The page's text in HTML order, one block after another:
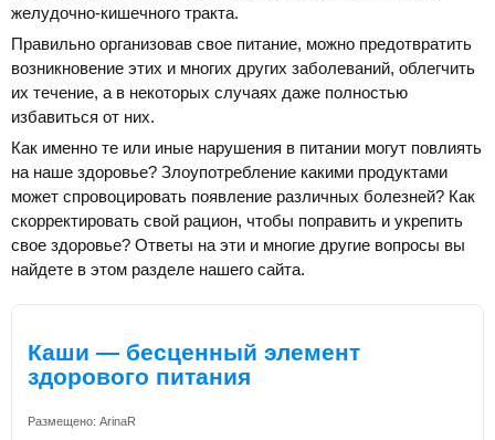
желудочно-кишечного тракта.
Правильно организовав свое питание, можно предотвратить
возникновение этих и многих других заболеваний, облегчить
их течение, а в некоторых случаях даже полностью
избавиться от них.
Как именно те или иные нарушения в питании могут повлиять
на наше здоровье? Злоупотребление какими продуктами
может спровоцировать появление различных болезней? Как
скорректировать свой рацион, чтобы поправить и укрепить
свое здоровье? Ответы на эти и многие другие вопросы вы
найдете в этом разделе нашего сайта.
Каши — бесценный элемент
здорового питания
Размещено: ArinaR